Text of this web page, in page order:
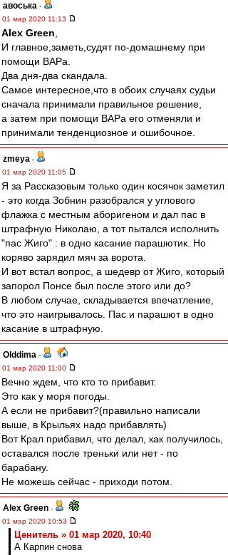
авоська -
01 мар 2020 11:13
Alex Green
И главное,заметь,судят по-домашнему при
помощи ВАРа.
Два дня-два скандала.
Самое интересное,что в обоих случаях судьи
сначала принимали правильное решение,
а затем при помощи ВАРа его отменяли и
принимали тенденциозное и ошибочное.
zmeya -
01 мар 2020 11:05
Я за Рассказовым только один косячок заметил
- это когда Зобнин разобрался у углового
флажка с местным аборигеном и дал пас в
штрафную Николаю, а тот пытался исполнить
"пас Жиго" : в одно касание парашютик. Но
коряво зарядил мяч за ворота.
И вот встал вопрос, а шедевр от Жиго, который
запорол Понсе был после этого или до?
В любом случае, складывается впечатление,
что это наигрывалось. Пас и парашют в одно
касание в штрафную.
Olddima -
01 мар 2020 11:00
Вечно ждем, что кто то прибавит.
Это как у моря погоды.
А если не прибавит?(правильно написали
выше, в Крыльях надо прибавлять)
Вот Крал прибавил, что делал, как получилось,
оставался после треньки или нет - по
барабану.
Не можешь сейчас - приходи потом.
Alex Green -
01 мар 2020 10:53
Ценитель » 01 мар 2020, 10:40
А Карпин снова